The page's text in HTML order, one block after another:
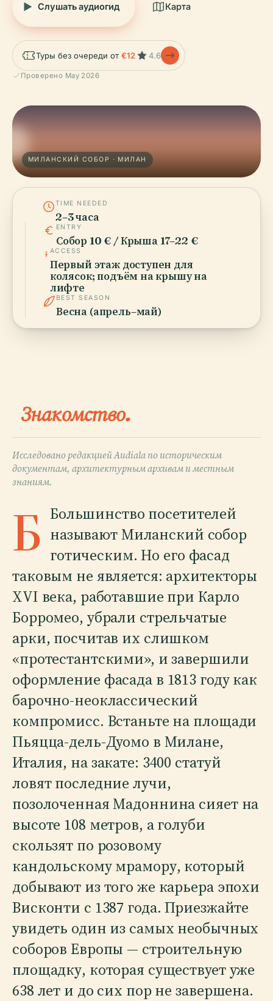
Слушать аудиогид Карта
Туры без очереди от €12 4.6
Проверено May 2026
МИЛАНСКИЙ СОБОР · МИЛАН
TIME NEEDED
2–3 часа
ENTRY
Собор 10 € / Крыша 17–22 €
ACCESS
Первый этаж доступен для
колясок; подъём на крышу на
лифте
BEST SEASON
Весна (апрель–май)
Знакомство.
Исследовано редакцией Audiala по историческим
документам, архитектурным архивам и местным
знаниям.
Б Большинство посетителей
называют Миланский собор
готическим. Но его фасад
таковым не является: архитекторы
XVI века, работавшие при Карло
Борромео, убрали стрельчатые
арки, посчитав их слишком
«протестантскими», и завершили
оформление фасада в 1813 году как
барочно-неоклассический
компромисс. Встаньте на площади
Пьяцца-дель-Дуомо в Милане,
Италия, на закате: 3400 статуй
ловят последние лучи,
позолоченная Мадоннина сияет на
высоте 108 метров, а голуби
скользят по розовому
кандольскому мрамору, который
добывают из того же карьера эпохи
Висконти с 1387 года. Приезжайте
увидеть один из самых необычных
соборов Европы — строительную
площадку, которая существует уже
638 лет и до сих пор не завершена.